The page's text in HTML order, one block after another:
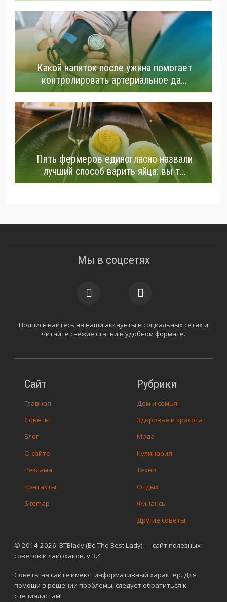
Какой напиток после ужина помогает
контролировать артериальное да...
Пять фермеров единогласно назвали
лучший способ варить яйца: вы т...
© 2014-2026. BTBlady (Be The Best Lady) — сайт полезных
советов и лайфхаков. v.3.4
Советы на сайте имеют информативный характер. Для
помощи в решении проблемы, следует обратиться к
специалистам!
Сайт
Главная
Советы
Блог
О сайте
Реклама
Контакты
Sitemap
Рубрики
Дом и семья
Здоровье и красота
Мода
Кулинария
Техно
Отдых
Финансы
Другие советы
Мы в соцсетях
Подписывайтесь на наши аккаунты в социальных сетях и
читайте свежие статьи в удобном формате.